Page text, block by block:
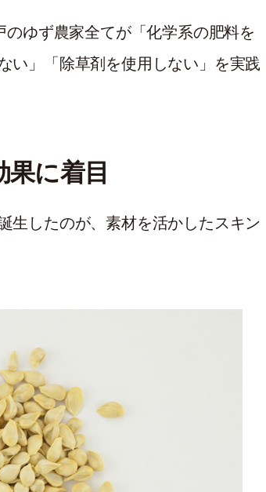
ゆず農家全てが「化学系の肥料を
い」「除草剤を使用しない」を実践
に着目
生したのが、素材を活かしたスキン